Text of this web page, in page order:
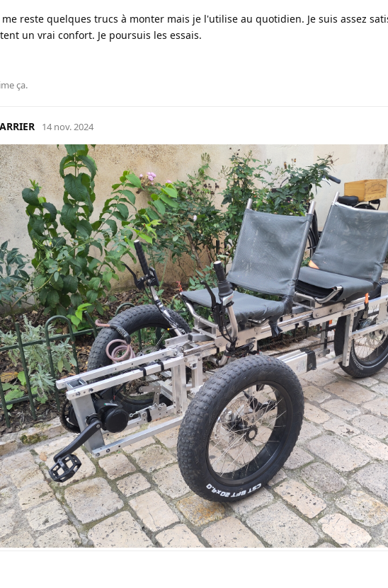
reste quelques trucs à monter mais je l'utilise au quotidien. Je suis assez
un vrai confort. Je poursuis les essais.
ça.
14 nov. 2024